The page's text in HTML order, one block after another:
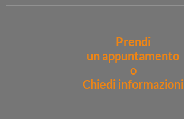
Prendi
un appuntamento
o
Chiedi informazioni